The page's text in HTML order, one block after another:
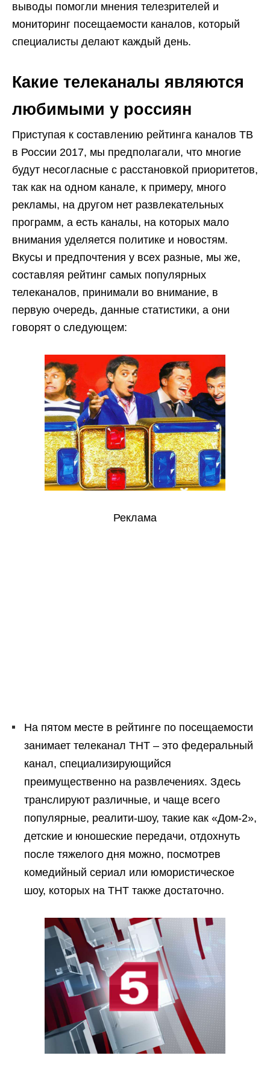
выводы помогли мнения телезрителей и
мониторинг посещаемости каналов, который
специалисты делают каждый день.
Какие телеканалы являются
любимыми у россиян
Приступая к составлению рейтинга каналов ТВ
в России 2017, мы предполагали, что многие
будут несогласные с расстановкой приоритетов,
так как на одном канале, к примеру, много
рекламы, на другом нет развлекательных
программ, а есть каналы, на которых мало
внимания уделяется политике и новостям.
Вкусы и предпочтения у всех разные, мы же,
составляя рейтинг самых популярных
телеканалов, принимали во внимание, в
первую очередь, данные статистики, а они
говорят о следующем:
Реклама
На пятом месте в рейтинге по посещаемости
занимает телеканал ТНТ – это федеральный
канал, специализирующийся
преимущественно на развлечениях. Здесь
транслируют различные, и чаще всего
популярные, реалити-шоу, такие как «Дом-2»,
детские и юношеские передачи, отдохнуть
после тяжелого дня можно, посмотрев
комедийный сериал или юмористическое
шоу, которых на ТНТ также достаточно.